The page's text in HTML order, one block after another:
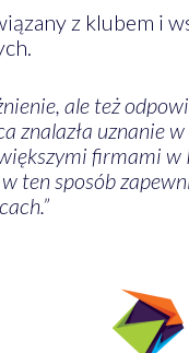
z klubem i
ale też
znalazła uznanie w
firmami
ten sposób